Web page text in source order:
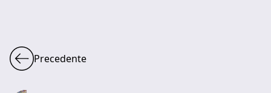
Precedente